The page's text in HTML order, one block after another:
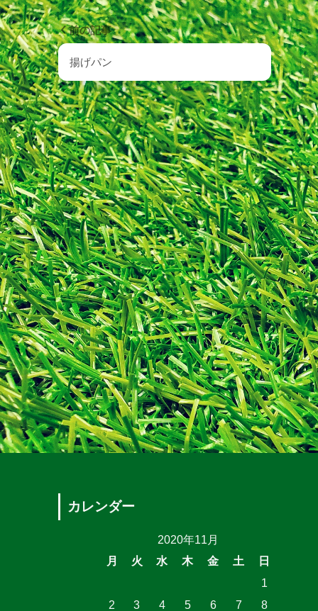
前の記事
揚げパン
カレンダー
2020年11月
月
火 水 木 金 土
日
1
2
3 4 5 6 7 8